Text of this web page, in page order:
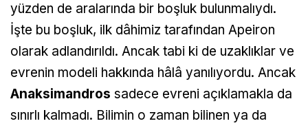
yüzden de aralarında bir boşluk bulunmalıydı.
İşte bu boşluk, ilk dâhimiz tarafından Apeiron
olarak adlandırıldı. Ancak tabi ki de uzaklıklar ve
evrenin modeli hakkında hâlâ yanılıyordu. Ancak
Anaksimandros sadece evreni açıklamakla da
sınırlı kalmadı. Bilimin o zaman bilinen ya da